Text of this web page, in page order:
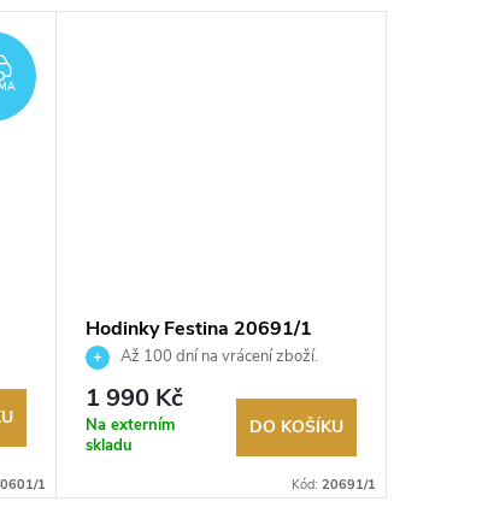
ZDARMA
1
Hodinky Festina 20691/1
Až 100 dní na vrácení zboží.
Autorizovaný prodejce.
1 990 Kč
Na externím
skladu
DO KOŠÍKU
Kód: 20691/1